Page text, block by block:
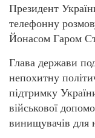
Президент
телефонну
Йонасом Гаром
Глава держави
непохитну
підтримку
військової
винищувачів для